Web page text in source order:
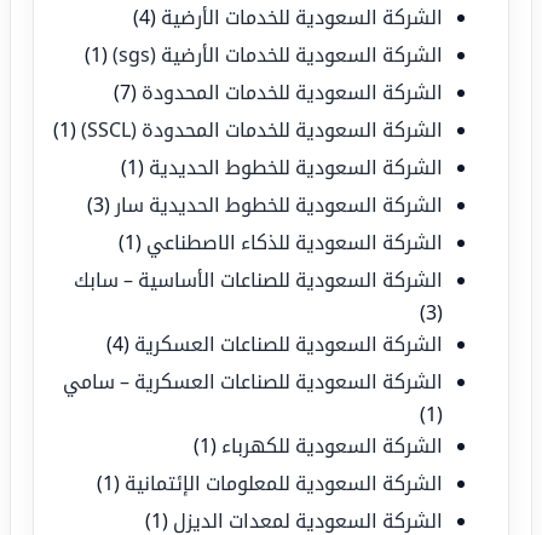
الشركة السعودية للخدمات الأرضية (4)
الشركة السعودية للخدمات الأرضية (sgs)
(1)
الشركة السعودية للخدمات المحدودة (7)
الشركة السعودية للخدمات المحدودة (SSCL)
(1)
الشركة السعودية للخطوط الحديدية (1)
الشركة السعودية للخطوط الحديدية سار (3)
الشركة السعودية للذكاء الاصطناعي (1)
الشركة السعودية للصناعات الأساسية – سابك
(3)
الشركة السعودية للصناعات العسكرية (4)
الشركة السعودية للصناعات العسكرية – سامي
(1)
الشركة السعودية للكهرباء (1)
الشركة السعودية للمعلومات الإئتمانية (1)
الشركة السعودية لمعدات الديزل (1)